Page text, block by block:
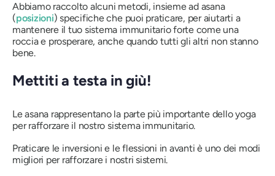
Abbiamo raccolto alcuni metodi, insieme ad asana
(posizioni) specifiche che puoi praticare, per aiutarti a
mantenere il tuo sistema immunitario forte come una
roccia e prosperare, anche quando tutti gli altri non stanno
bene.
Mettiti a testa in giù!
Le asana rappresentano la parte più importante dello yoga
per rafforzare il nostro sistema immunitario.
Praticare le inversioni e le flessioni in avanti è uno dei modi
migliori per rafforzare i nostri sistemi.